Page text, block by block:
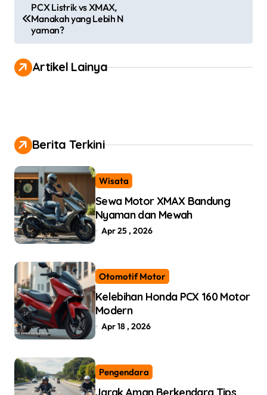
o
s
t
n
i
g
a
t
i
o
n
PCX Listrik vs XMAX,
Manakah yang Lebih N
yaman?
Artikel Lainya
Berita Terkini
Wisata
Sewa Motor XMAX Bandung
Nyaman dan Mewah
Apr 25 , 2026
Otomotif Motor
Kelebihan Honda PCX 160 Motor
Modern
Apr 18 , 2026
Pengendara
Jarak Aman Berkendara Tips